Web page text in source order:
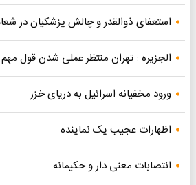
استعفای ذوالقدر و چالش پزشکیان در
الجزیره : تهران منتظر عملی شدن قول مهم
ورود مخفیانه اسرائیل به دریای خزر
اظهارات عجیب یک نماینده
انتصابات معنی دار و حکیمانه